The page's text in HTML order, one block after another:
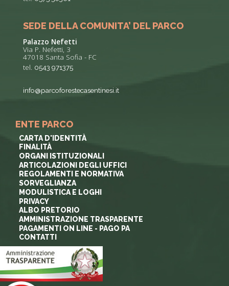
SEDE DELLA COMUNITA’ DEL PARCO
Palazzo Nefetti
Via P. Nefetti, 3
47018 Santa Sofia - FC
tel. 0543 971375
info@parcoforestecasentinesi.it
ENTE PARCO
CARTA D'IDENTITÀ
FINALITÀ
ORGANI ISTITUZIONALI
ARTICOLAZIONI DEGLI UFFICI
REGOLAMENTI E NORMATIVA
SORVEGLIANZA
MODULISTICA E LOGHI
PRIVACY
ALBO PRETORIO
AMMINISTRAZIONE TRASPARENTE
PAGAMENTI ON LINE - PAGO PA
CONTATTI